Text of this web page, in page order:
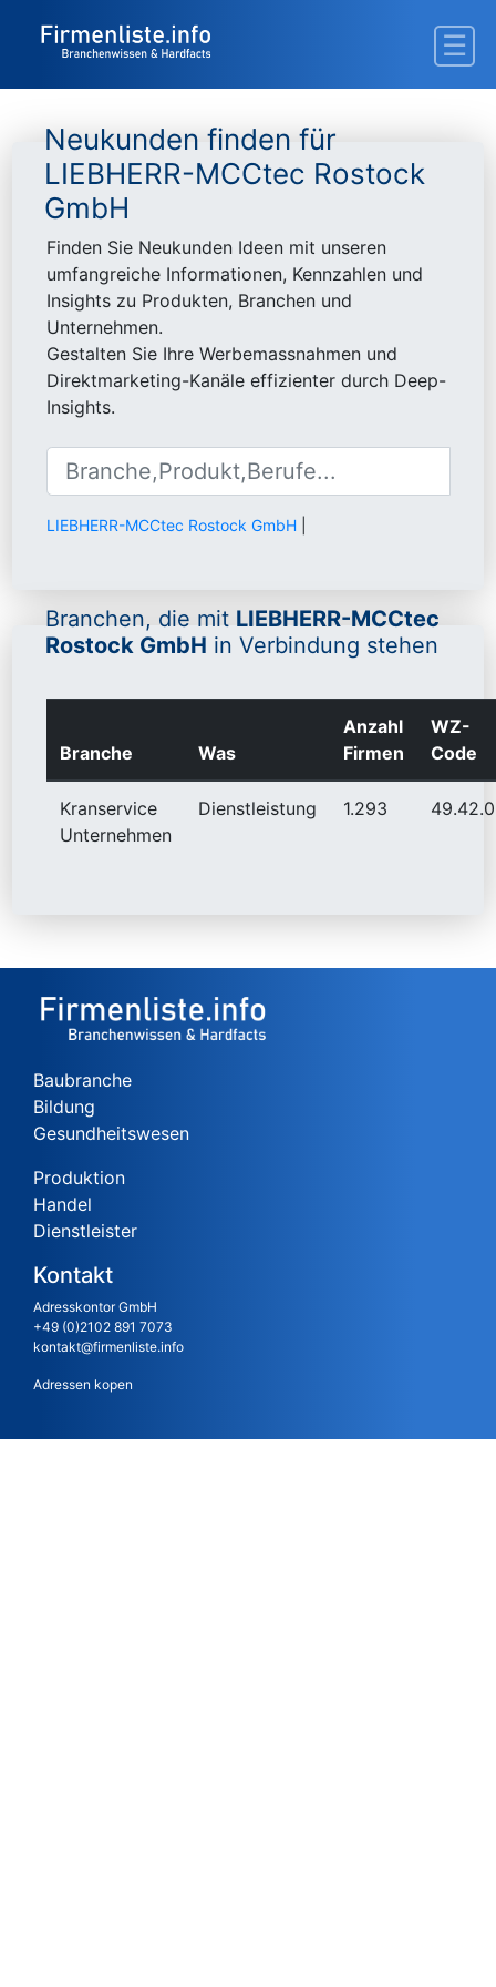
Neukunden finden für
LIEBHERR-MCCtec Rostock
GmbH
Finden Sie Neukunden Ideen mit unseren
umfangreiche Informationen, Kennzahlen und
Insights zu Produkten, Branchen und
Unternehmen.
Gestalten Sie Ihre Werbemassnahmen und
Direktmarketing-Kanäle effizienter durch Deep-
Insights.
LIEBHERR-MCCtec Rostock GmbH
Branchen, die mit LIEBHERR-MCCtec
Rostock GmbH in Verbindung stehen
Branche Was
Anzahl
Firmen
WZ-
Code
Kranservice
Unternehmen
Dienstleistung 1.293 49.42.0
Baubranche
Bildung
Gesundheitswesen
Produktion
Handel
Dienstleister
Kontakt
Adresskontor GmbH
+49 (0)2102 891 7073
kontakt@firmenliste.info
Adressen kopen